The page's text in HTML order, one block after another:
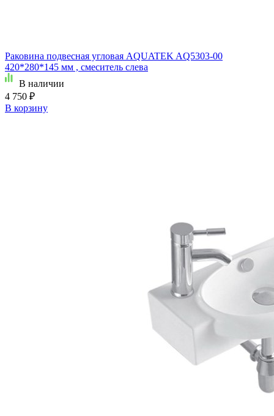
Раковина подвесная угловая AQUATEK AQ5303-00
420*280*145 мм , смеситель слева
В наличии
4 750 ₽
В корзину